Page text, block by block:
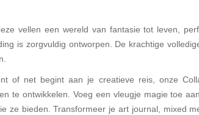
vellen een wereld van fantasie tot leven,
is zorgvuldig ontworpen. De krachtige
of net begint aan je creatieve reis, onze
te ontwikkelen. Voeg een vleugje magie toe
ze bieden. Transformeer je art journal, mixed